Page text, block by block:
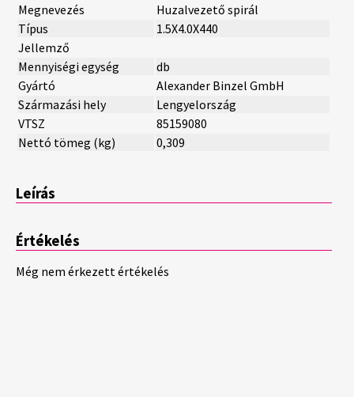
Megnevezés
Huzalvezető spirál
Típus
1.5X4.0X440
Jellemző
Mennyiségi egység
db
Gyártó
Alexander Binzel GmbH
Származási hely
Lengyelország
VTSZ
85159080
Nettó tömeg (kg)
0,309
Leírás
Értékelés
Még nem érkezett értékelés